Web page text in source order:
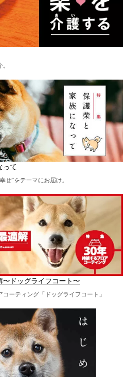
って
せ”をテーマにお届け。
ドッグライフコート〜
ーティング「ドッグライフコート」